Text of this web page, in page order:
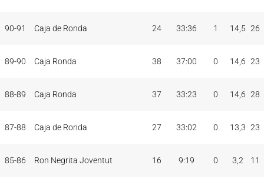
90-91 Caja de Ronda 24 33:36 1 14,5 26
89-90 Caja Ronda 38 37:00 0 14,6 23
88-89 Caja Ronda 37 33:23 0 14,6 28
87-88 Caja de Ronda 27 33:02 0 13,3 23
85-86 Ron Negrita Joventut 16 9:19 0 3,2 11